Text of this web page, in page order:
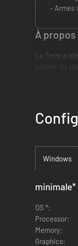
- Armes
À propos
La Terre a
soldats les
rênes.
Mais
sélection de
des
Windows
minimale*
OS *:
Processor:
Memory:
Graphics: